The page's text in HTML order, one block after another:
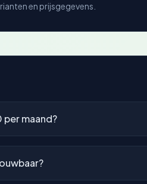
en prijsgegevens.
per maand?